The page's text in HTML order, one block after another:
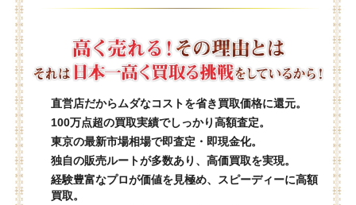
直営店だからムダなコストを省き買取価格に還元。
100万点超の買取実績でしっかり高額査定。
東京の最新市場相場で即査定・即現金化。
独自の販売ルートが多数あり、高価買取を実現。
経験豊富なプロが価値を見極め、スピーディーに高額
買取。